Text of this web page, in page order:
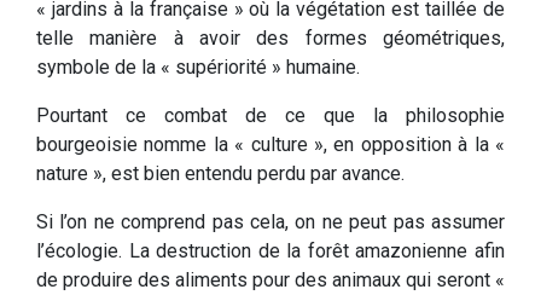
« jardins à la française » où la végétation est taillée de
telle manière à avoir des formes géométriques,
symbole de la « supériorité » humaine.
Pourtant ce combat de ce que la philosophie
bourgeoisie nomme la « culture », en opposition à la «
nature », est bien entendu perdu par avance.
Si l’on ne comprend pas cela, on ne peut pas assumer
l’écologie. La destruction de la forêt amazonienne afin
de produire des aliments pour des animaux qui seront «